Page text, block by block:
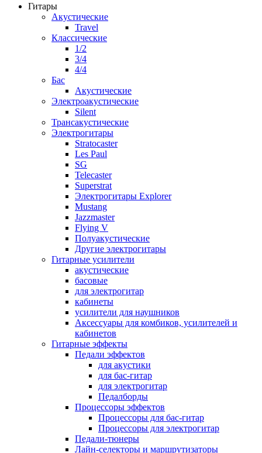
Гитары
Акустические
Travel
Классические
1/2
3/4
4/4
Бас
Акустические
Электроакустические
Silent
Трансакустические
Электрогитары
Stratocaster
Les Paul
SG
Telecaster
Superstrat
Электрогитары Explorer
Mustang
Jazzmaster
Flying V
Полуакустические
Другие электрогитары
Гитарные усилители
акустические
басовые
для электрогитар
кабинеты
усилители для наушников
Аксессуары для комбиков, усилителей и
кабинетов
Гитарные эффекты
Педали эффектов
для акустики
для бас-гитар
для электрогитар
Педалборды
Процессоры эффектов
Процессоры для бас-гитар
Процессоры для электрогитар
Педали-тюнеры
Лайн-селекторы и маршрутизаторы